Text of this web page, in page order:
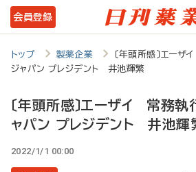
メ
イ
テ
ツ
会員登録
トップ 製薬企業
〔年頭所感〕エーザ
ジャパン プレジデント 井池輝繁
〔年頭所感〕エーザイ 常務執
ャパン プレジデント 井池輝
2022/1/1 00:00